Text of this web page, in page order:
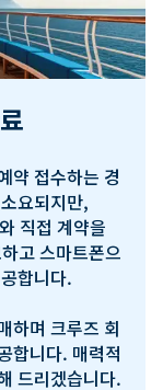
약 접수하는 경
요되지만,
직접 계약을
고 스마트폰으
합니다.
하며 크루즈 회
합니다. 매력적
드리겠습니다.